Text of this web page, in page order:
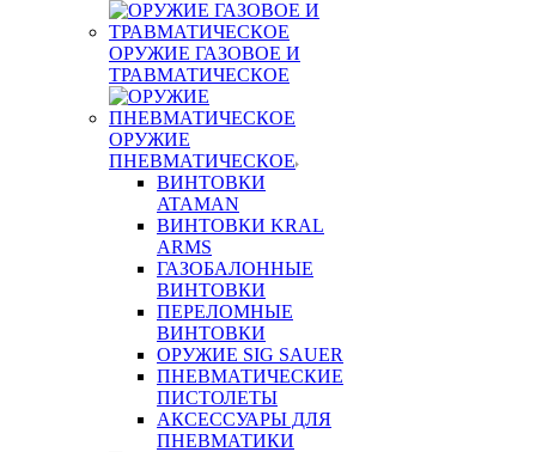
ОРУЖИЕ ГАЗОВОЕ И
ТРАВМАТИЧЕСКОЕ
ОРУЖИЕ
ПНЕВМАТИЧЕСКОЕ
ВИНТОВКИ
ATAMAN
ВИНТОВКИ KRAL
ARMS
ГАЗОБАЛОННЫЕ
ВИНТОВКИ
ПЕРЕЛОМНЫЕ
ВИНТОВКИ
ОРУЖИЕ SIG SAUER
ПНЕВМАТИЧЕСКИЕ
ПИСТОЛЕТЫ
АКСЕССУАРЫ ДЛЯ
ПНЕВМАТИКИ